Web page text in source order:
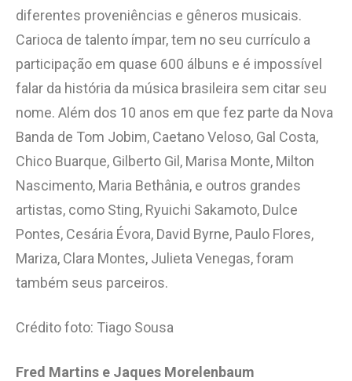
diferentes proveniências e gêneros musicais.
Carioca de talento ímpar, tem no seu currículo a
participação em quase 600 álbuns e é impossível
falar da história da música brasileira sem citar seu
nome. Além dos 10 anos em que fez parte da Nova
Banda de Tom Jobim, Caetano Veloso, Gal Costa,
Chico Buarque, Gilberto Gil, Marisa Monte, Milton
Nascimento, Maria Bethânia, e outros grandes
artistas, como Sting, Ryuichi Sakamoto, Dulce
Pontes, Cesária Évora, David Byrne, Paulo Flores,
Mariza, Clara Montes, Julieta Venegas, foram
também seus parceiros.
Crédito foto: Tiago Sousa
Fred Martins e Jaques Morelenbaum